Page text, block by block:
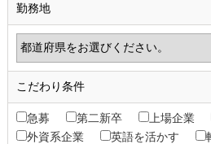
勤務地
こだわり条件
急募 第二新卒 上場企業
外資系企業
英語を活かす